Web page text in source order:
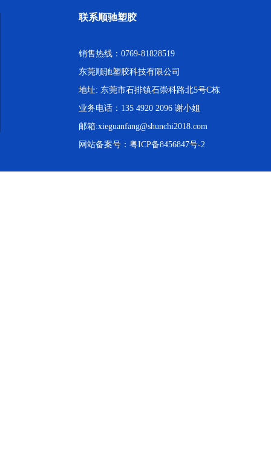
联系顺驰塑胶
销售热线：0769-81828519
东莞顺驰塑胶科技有限公司
地址: 东莞市石排镇石崇科路北5号C栋
业务电话：135 4920 2096 谢小姐
邮箱:xieguanfang@shunchi2018.com
网站备案号： 粤ICP备8456847号-2